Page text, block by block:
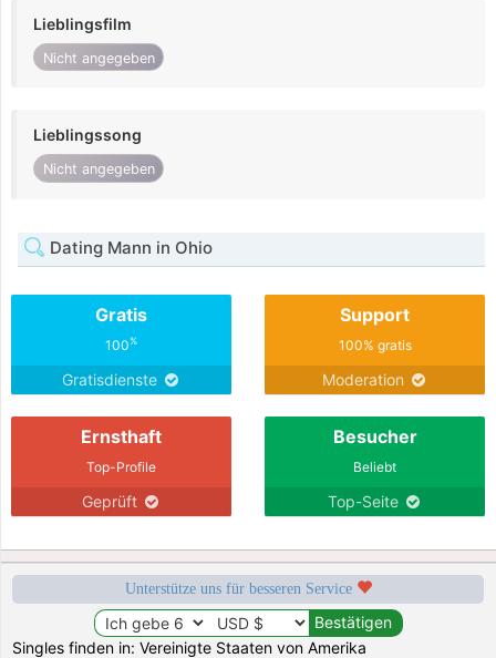
Lieblingsfilm
Nicht angegeben
Lieblingssong
Nicht angegeben
Dating Mann in Ohio
Gratis
100%
Gratisdienste
Support
100% gratis
Moderation
Ernsthaft
Top-Profile
Geprüft
Besucher
Beliebt
Top-Seite
Unterstütze uns für besseren Service
Singles finden in: Vereinigte Staaten von Amerika